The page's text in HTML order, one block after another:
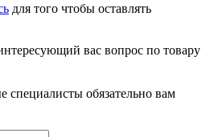
для того чтобы оставлять
вас вопрос по товару
обязательно вам